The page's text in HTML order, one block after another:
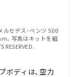
ルセデス･ベンツ 500
。写真はキットを組
RESERVED.
ボディは、空力